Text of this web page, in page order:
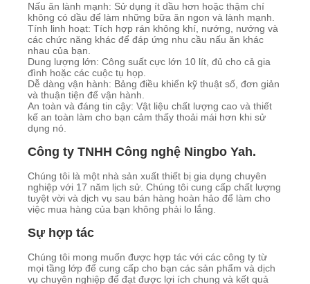
Nấu ăn lành mạnh: Sử dụng ít dầu hơn hoặc thậm chí
không có dầu để làm những bữa ăn ngon và lành mạnh.
Tính linh hoạt: Tích hợp rán không khí, nướng, nướng và
các chức năng khác để đáp ứng nhu cầu nấu ăn khác
nhau của bạn.
Dung lượng lớn: Công suất cực lớn 10 lít, đủ cho cả gia
đình hoặc các cuộc tụ họp.
Dễ dàng vận hành: Bảng điều khiển kỹ thuật số, đơn giản
và thuận tiện để vận hành.
An toàn và đáng tin cậy: Vật liệu chất lượng cao và thiết
kế an toàn làm cho bạn cảm thấy thoải mái hơn khi sử
dụng nó.
Công ty TNHH Công nghệ Ningbo Yah.
Chúng tôi là một nhà sản xuất thiết bị gia dụng chuyên
nghiệp với 17 năm lịch sử. Chúng tôi cung cấp chất lượng
tuyệt vời và dịch vụ sau bán hàng hoàn hảo để làm cho
việc mua hàng của bạn không phải lo lắng.
Sự hợp tác
Chúng tôi mong muốn được hợp tác với các công ty từ
mọi tầng lớp để cung cấp cho bạn các sản phẩm và dịch
vụ chuyên nghiệp để đạt được lợi ích chung và kết quả